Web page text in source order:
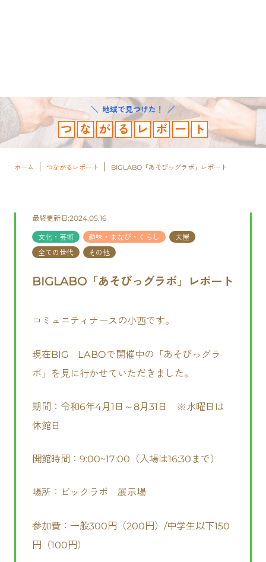
地域で見つけた！
つ な が る レ ポ ー ト
ホーム つながるレポート BIGLABO「あそびっグラボ」レポート
最終更新日:2024.05.16
文化・芸術 趣味・まなび・くらし
大屋
全ての世代
その他
BIGLABO「あそびっグラボ」レポート
コミュニティナースの小西です。
現在BIG LABOで開催中の「あそびっグラ
ボ」を見に行かせていただきました。
期間：令和6年4月1日～8月31日 ※水曜日は
休館日
開館時間：9:00~17:00（入場は16:30まで）
場所：ビックラボ 展示場
参加費：一般300円（200円）/中学生以下150
円（100円）